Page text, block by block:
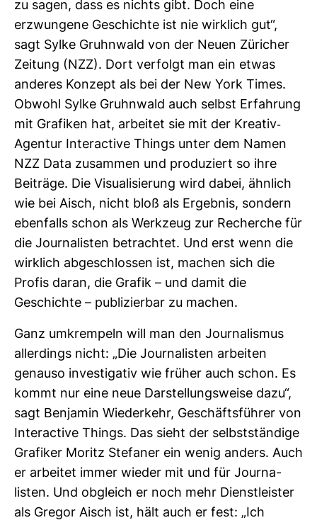
zu sagen, dass es nichts gibt. Doch eine
erzwun­gene Geschichte ist nie wirk­lich gut“,
sagt Sylke Gruhn­wald von der Neuen Züri­cher
Zei­tung (NZZ). Dort ver­folgt man ein etwas
anderes Kon­zept als bei der New York Times.
Obwohl Sylke Gruhn­wald auch selbst Erfah­rung
mit Gra­fiken hat, arbeitet sie mit der Kreativ-​
Agentur Inter­ac­tive Things unter dem Namen
NZZ Data zusammen und pro­du­ziert so ihre
Bei­träge. Die Visua­li­sie­rung wird dabei, ähn­lich
wie bei Aisch, nicht bloß als Ergebnis, son­dern
eben­falls schon als Werk­zeug zur Recherche für
die Jour­na­listen betrachtet. Und erst wenn die
wirk­lich abge­schlossen ist, machen sich die
Profis daran, die Grafik – und damit die
Geschichte – publi­zierbar zu machen.
Ganz umkrem­peln will man den Jour­na­lismus
aller­dings nicht: „Die Jour­na­listen arbeiten
genauso inves­ti­gativ wie früher auch schon. Es
kommt nur eine neue Dar­stel­lungs­weise dazu“,
sagt Ben­jamin Wie­der­kehr, Geschäfts­führer von
Inter­ac­tive Things. Das sieht der selbst­stän­dige
Gra­fiker Moritz Ste­faner ein wenig anders. Auch
er arbeitet immer wieder mit und für Jour­na­
listen. Und obgleich er noch mehr Dienst­leister
als Gregor Aisch ist, hält auch er fest: „Ich